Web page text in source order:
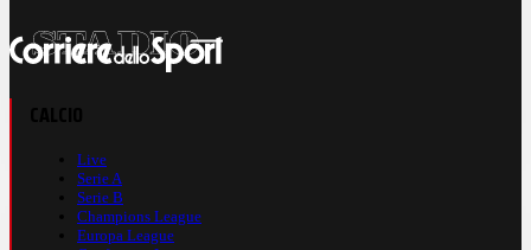
Live
Serie A
Serie B
Champions League
Europa League